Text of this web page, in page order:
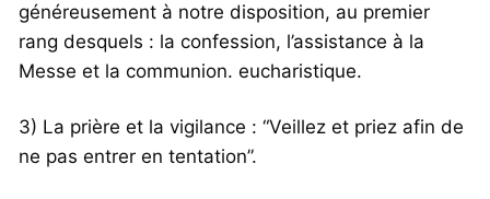
généreusement à notre disposition, au premier
rang desquels : la confession, l’assistance à la
Messe et la communion. eucharistique.
3) La prière et la vigilance : “Veillez et priez afin de
ne pas entrer en tentation”.